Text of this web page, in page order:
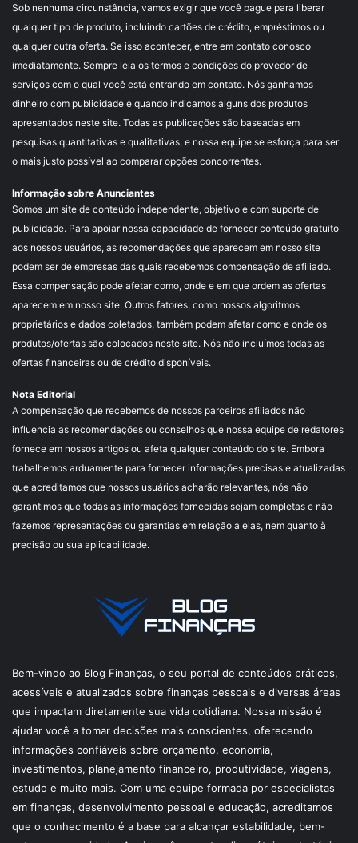
Sob nenhuma circunstância, vamos exigir que você pague para liberar
qualquer tipo de produto, incluindo cartões de crédito, empréstimos ou
qualquer outra oferta. Se isso acontecer, entre em contato conosco
imediatamente. Sempre leia os termos e condições do provedor de
serviços com o qual você está entrando em contato. Nós ganhamos
dinheiro com publicidade e quando indicamos alguns dos produtos
apresentados neste site. Todas as publicações são baseadas em
pesquisas quantitativas e qualitativas, e nossa equipe se esforça para ser
o mais justo possível ao comparar opções concorrentes.
Informação sobre Anunciantes
Somos um site de conteúdo independente, objetivo e com suporte de
publicidade. Para apoiar nossa capacidade de fornecer conteúdo gratuito
aos nossos usuários, as recomendações que aparecem em nosso site
podem ser de empresas das quais recebemos compensação de afiliado.
Essa compensação pode afetar como, onde e em que ordem as ofertas
aparecem em nosso site. Outros fatores, como nossos algoritmos
proprietários e dados coletados, também podem afetar como e onde os
produtos/ofertas são colocados neste site. Nós não incluímos todas as
ofertas financeiras ou de crédito disponíveis.
Nota Editorial
A compensação que recebemos de nossos parceiros afiliados não
influencia as recomendações ou conselhos que nossa equipe de redatores
fornece em nossos artigos ou afeta qualquer conteúdo do site. Embora
trabalhemos arduamente para fornecer informações precisas e atualizadas
que acreditamos que nossos usuários acharão relevantes, nós não
garantimos que todas as informações fornecidas sejam completas e não
fazemos representações ou garantias em relação a elas, nem quanto à
precisão ou sua aplicabilidade.
Bem-vindo ao Blog Finanças, o seu portal de conteúdos práticos,
acessíveis e atualizados sobre finanças pessoais e diversas áreas
que impactam diretamente sua vida cotidiana. Nossa missão é
ajudar você a tomar decisões mais conscientes, oferecendo
informações confiáveis sobre orçamento, economia,
investimentos, planejamento financeiro, produtividade, viagens,
estudo e muito mais. Com uma equipe formada por especialistas
em finanças, desenvolvimento pessoal e educação, acreditamos
que o conhecimento é a base para alcançar estabilidade, bem-